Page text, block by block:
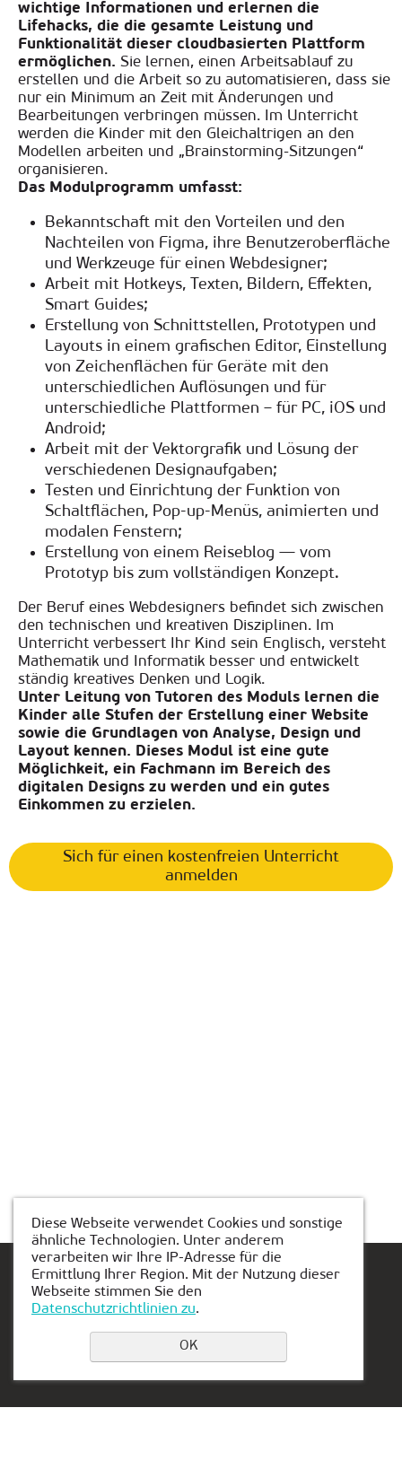
wichtige Informationen und erlernen die
Lifehacks, die die gesamte Leistung und
Funktionalität dieser cloudbasierten Plattform
ermöglichen. Sie lernen, einen Arbeitsablauf zu
erstellen und die Arbeit so zu automatisieren, dass sie
nur ein Minimum an Zeit mit Änderungen und
Bearbeitungen verbringen müssen. Im Unterricht
werden die Kinder mit den Gleichaltrigen an den
Modellen arbeiten und „Brainstorming-Sitzungen“
organisieren.
Das Modulprogramm umfasst:
Bekanntschaft mit den Vorteilen und den
Nachteilen von Figma, ihre Benutzeroberfläche
und Werkzeuge für einen Webdesigner;
Arbeit mit Hotkeys, Texten, Bildern, Effekten,
Smart Guides;
Erstellung von Schnittstellen, Prototypen und
Layouts in einem grafischen Editor, Einstellung
von Zeichenflächen für Geräte mit den
unterschiedlichen Auflösungen und für
unterschiedliche Plattformen – für PC, iOS und
Android;
Arbeit mit der Vektorgrafik und Lösung der
verschiedenen Designaufgaben;
Testen und Einrichtung der Funktion von
Schaltflächen, Pop-up-Menüs, animierten und
modalen Fenstern;
Erstellung von einem Reiseblog — vom
Prototyp bis zum vollständigen Konzept.
Der Beruf eines Webdesigners befindet sich zwischen
den technischen und kreativen Disziplinen. Im
Unterricht verbessert Ihr Kind sein Englisch, versteht
Mathematik und Informatik besser und entwickelt
ständig kreatives Denken und Logik.
Unter Leitung von Tutoren des Moduls lernen die
Kinder alle Stufen der Erstellung einer Website
sowie die Grundlagen von Analyse, Design und
Layout kennen. Dieses Modul ist eine gute
Möglichkeit, ein Fachmann im Bereich des
digitalen Designs zu werden und ein gutes
Einkommen zu erzielen.
Sich für einen kostenfreien Unterricht
anmelden
Einen Platz buchen
Diese Webseite verwendet Cookies und sonstige
ähnliche Technologien. Unter anderem
verarbeiten wir Ihre IP-Adresse für die
Ermittlung Ihrer Region. Mit der Nutzung dieser
Webseite stimmen Sie den
Datenschutzrichtlinien zu.
OK